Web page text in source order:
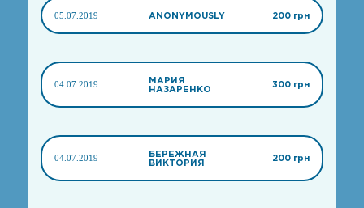
05.07.2019 ANONYMOUSLY 200 грн
04.07.2019
МАРИЯ
НАЗАРЕНКО
300 грн
04.07.2019
БЕРЕЖНАЯ
ВИКТОРИЯ
200 грн